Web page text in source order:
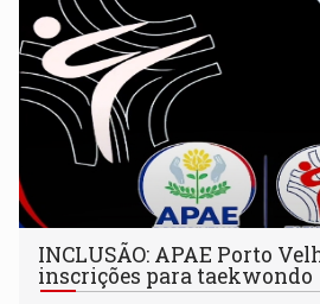
INCLUSÃO: APAE Porto
inscrições para taekwondo